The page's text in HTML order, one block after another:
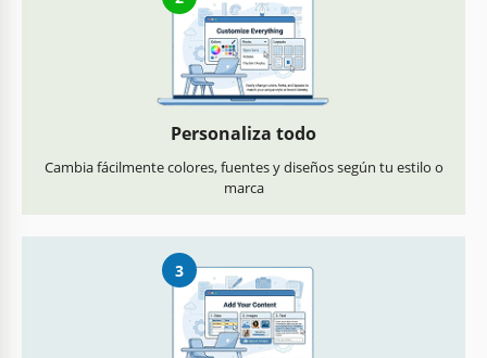
Personaliza todo
Cambia fácilmente colores, fuentes y diseños según tu estilo o
marca
3